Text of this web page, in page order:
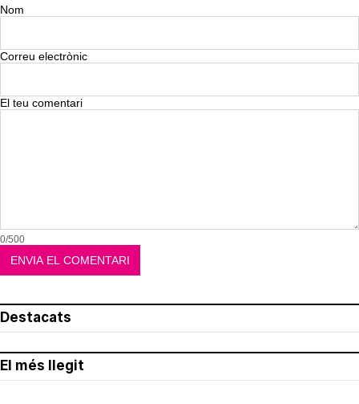
Nom
Correu electrònic
El teu comentari
0/500
Destacats
El més llegit